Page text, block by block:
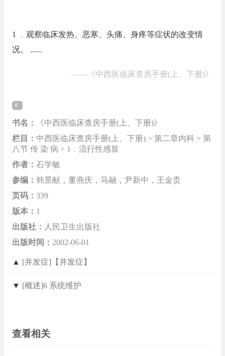
1 ﹒观察临床发热、恶寒、头痛、身疼等症状的改变情
况。 ......
—— 《中西医临床查房手册(上、下册)》
书名：
《中西医临床查房手册(上、下册)》
栏目： 中西医临床查房手册(上、下册) > 第二章内科 > 第
八节 传 染 病 > 1﹒流行性感冒
作者： 石学敏
参编： 韩景献，董燕庆，马融，尹新中，王金贵
页码： 339
版本： 1
出版社： 人民卫生出版社
出版时间： 2002-06-01
▲ [并发症]【并发症】
▼ [概述]6 系统维护
查看相关